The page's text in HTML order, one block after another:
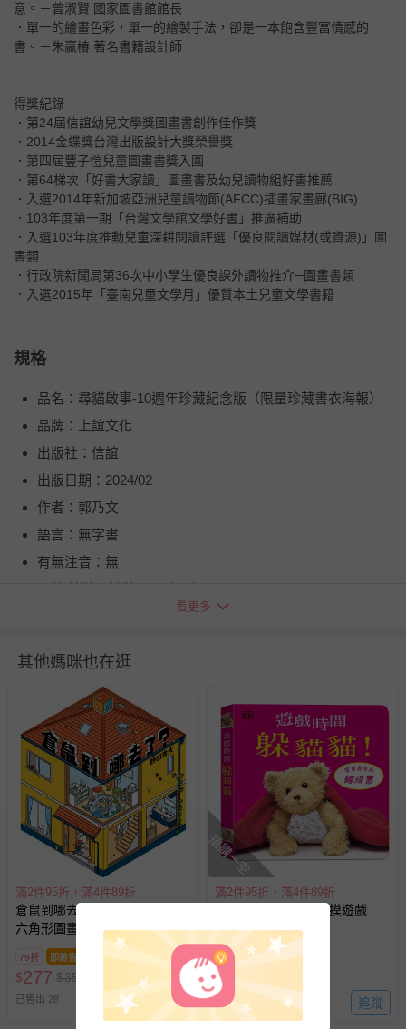
意。－曾淑賢 國家圖書館館長
．單一的繪畫色彩，單一的繪製手法，卻是一本飽含豐富情感的
書。－朱贏椿 著名書籍設計師
得獎紀錄
．第24屆信誼幼兒文學獎圖畫書創作佳作獎
．2014金蝶獎台灣出版設計大獎榮譽獎
．第四屆豐子愷兒童圖畫書獎入圍
．第64梯次「好書大家讀」圖畫書及幼兒讀物組好書推薦
．入選2014年新加坡亞洲兒童讀物節(AFCC)插畫家畫廊(BIG)
．103年度第一期「台灣文學館文學好書」推廣補助
．入選103年度推動兒童深耕閱讀評選「優良閱讀媒材(或資源)」圖
書類
．行政院新聞局第36次中小學生優良課外讀物推介─圖畫書類
．入選2015年「臺南兒童文學月」優質本土兒童文學書籍
規格
品名：尋貓啟事-10週年珍藏紀念版（限量珍藏書衣海報）
品牌：上誼文化
出版社：信誼
出版日期：2024/02
作者：郭乃文
語言：無字書
有無注音：無
供電資訊：無
繪者：周見信
適用年齡：3～8歲
退換貨須知
您所購買的商品享有7天的鑑賞期／猶豫期權益，但此期間
並非試用期，您所退回的商品必須是未經使用的全新狀態，
包含完整包裝、配件、說明文件及贈品等。
如需退換貨，請於收到商品7天（含例假日內提出），如為
瑕疵退換貨所產生的運費，將由媽咪愛負責處理，若非瑕疵
退貨，您可至『查詢訂單』>『已出貨』中查詢該筆訂單，
並點選『我要退貨』即可進行申請。若有相關退貨問題，請
至媽咪愛
LINE@客服ID: @mamilove我們將依序為您處理
與服務，謝謝。
針對滿件折/滿額贈…等活動，如因部份退貨，而該訂單保
看更多
其他媽咪也在逛
滿2件95折，滿4件89折
倉鼠到哪去了？【不可思議的
六角形圖畫書】
79折 即將售完
$277 $350
已售出 28
搶購一空
滿2件95折，滿4件89折
遊戲時間躲貓貓（觸摸遊戲
書）
79折
$
已售出 6 追蹤